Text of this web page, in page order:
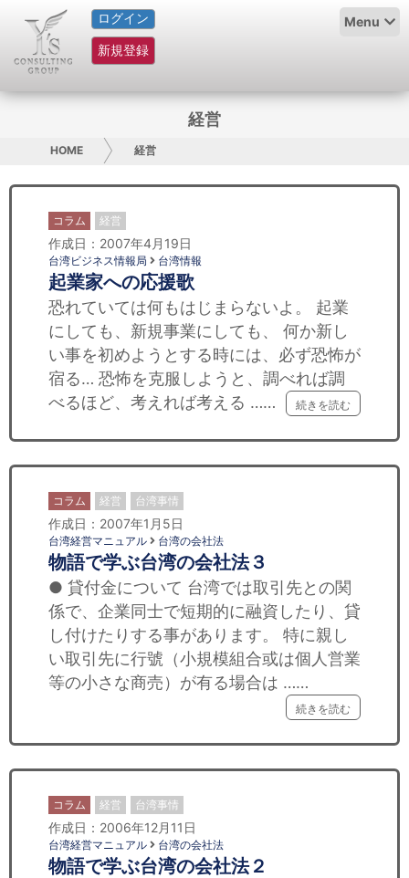
ログイン
新規登録
Menu
HOME
サービス紹介
グループ概要
お問い合わせ
日本人にPR
コンサルティング
リサーチ
セミナー
労務顧問
ＩＴ
飲食店情報
経営
HOME 経営
コラム 経営
作成日：2007年4月19日
台湾ビジネス情報局 台湾情報
起業家への応援歌
恐れていては何もはじまらないよ。 起業
にしても、新規事業にしても、 何か新し
い事を初めようとする時には、必ず恐怖が
宿る… 恐怖を克服しようと、調べれば調
べるほど、考えれば考える ……
続きを読む
コラム 経営 台湾事情
作成日：2007年1月5日
台湾経営マニュアル 台湾の会社法
物語で学ぶ台湾の会社法３
● 貸付金について 台湾では取引先との関
係で、企業同士で短期的に融資したり、貸
し付けたりする事があります。 特に親し
い取引先に行號（小規模組合或は個人営業
等の小さな商売）が有る場合は ……
続きを読む
コラム 経営 台湾事情
作成日：2006年12月11日
台湾経営マニュアル 台湾の会社法
物語で学ぶ台湾の会社法２